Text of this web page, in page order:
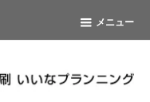
メニュー